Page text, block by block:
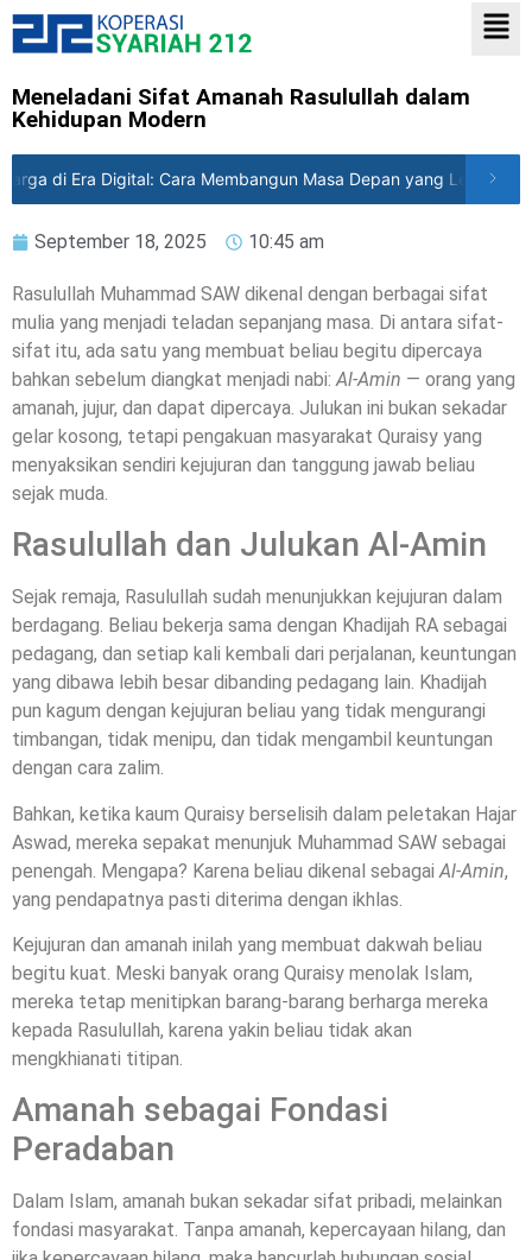
Meneladani Sifat Amanah Rasulullah dalam
Kehidupan Modern
di Era Digital: Cara Membangun Masa Depan yang Lebih
September 18, 2025 10:45 am
Rasulullah Muhammad SAW dikenal dengan berbagai sifat
mulia yang menjadi teladan sepanjang masa. Di antara sifat-
sifat itu, ada satu yang membuat beliau begitu dipercaya
bahkan sebelum diangkat menjadi nabi: Al-Amin — orang yang
amanah, jujur, dan dapat dipercaya. Julukan ini bukan sekadar
gelar kosong, tetapi pengakuan masyarakat Quraisy yang
menyaksikan sendiri kejujuran dan tanggung jawab beliau
sejak muda.
Rasulullah dan Julukan Al-Amin
Sejak remaja, Rasulullah sudah menunjukkan kejujuran dalam
berdagang. Beliau bekerja sama dengan Khadijah RA sebagai
pedagang, dan setiap kali kembali dari perjalanan, keuntungan
yang dibawa lebih besar dibanding pedagang lain. Khadijah
pun kagum dengan kejujuran beliau yang tidak mengurangi
timbangan, tidak menipu, dan tidak mengambil keuntungan
dengan cara zalim.
Bahkan, ketika kaum Quraisy berselisih dalam peletakan Hajar
Aswad, mereka sepakat menunjuk Muhammad SAW sebagai
penengah. Mengapa? Karena beliau dikenal sebagai Al-Amin,
yang pendapatnya pasti diterima dengan ikhlas.
Kejujuran dan amanah inilah yang membuat dakwah beliau
begitu kuat. Meski banyak orang Quraisy menolak Islam,
mereka tetap menitipkan barang-barang berharga mereka
kepada Rasulullah, karena yakin beliau tidak akan
mengkhianati titipan.
Amanah sebagai Fondasi
Peradaban
Dalam Islam, amanah bukan sekadar sifat pribadi, melainkan
fondasi masyarakat. Tanpa amanah, kepercayaan hilang, dan